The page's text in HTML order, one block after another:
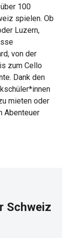
100
spielen. Ob
Luzern,
von der
zum Cello
Dank den
mieten oder
Abenteuer
Schweiz